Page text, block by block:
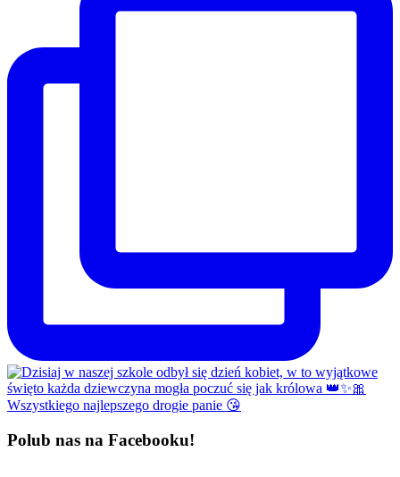
Polub nas na Facebooku!